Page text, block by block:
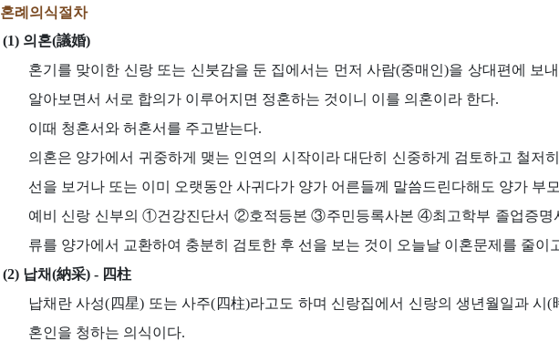
혼례의식절차
(1) 의혼(議婚)
혼기를 맞이한 신랑 또는 신붓감을 둔 집에서는 먼저 사람(중매인)을 상대편에 보
알아보면서 서로 합의가 이루어지면 정혼하는 것이니 이를 의혼이라 한다.
이때 청혼서와 허혼서를 주고받는다.
의혼은 양가에서 귀중하게 맺는 인연의 시작이라 대단히 신중하게 검토하고 철저
선을 보거나 또는 이미 오랫동안 사귀다가 양가 어른들께 말씀드린다해도 양가 부
예비 신랑 신부의 ①건강진단서 ②호적등본 ③주민등록사본 ④최고학부 졸업증
류를 양가에서 교환하여 충분히 검토한 후 선을 보는 것이 오늘날 이혼문제를 줄
(2) 납채(納采) - 四柱
납채란 사성(四星) 또는 사주(四柱)라고도 하며 신랑집에서 신랑의 생년월일과 시
혼인을 청하는 의식이다.